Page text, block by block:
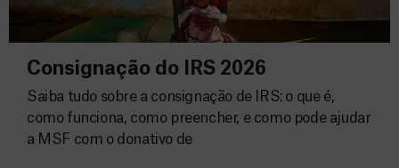
Consignação do IRS 2026
Saiba tudo sobre a consignação de IRS: o que é,
como funciona, como preencher, e como pode ajudar
a MSF com o donativo de